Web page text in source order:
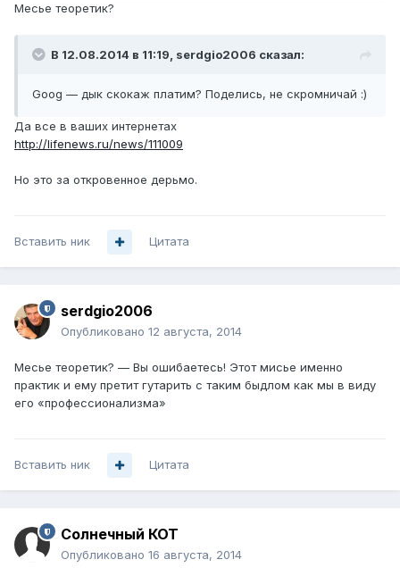
Месье теоретик?
В 12.08.2014 в 11:19, serdgio2006 сказал:
Goog — дык скокаж платим? Поделись, не скромничай :)
Да все в ваших интернетах
http://lifenews.ru/news/111009
Но это за откровенное дерьмо.
Вставить ник Цитата
serdgio2006
Опубликовано 12 августа, 2014
Месье теоретик? — Вы ошибаетесь! Этот мисье именно
практик и ему претит гутарить с таким быдлом как мы в виду
его «профессионализма»
Вставить ник Цитата
Солнечный КОТ
Опубликовано 16 августа, 2014